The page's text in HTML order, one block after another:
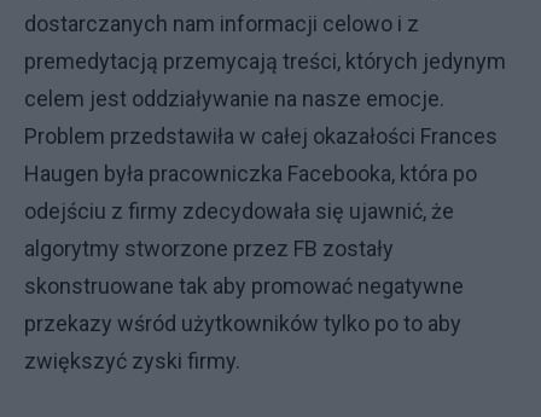
dostarczanych nam informacji celowo i z
premedytacją przemycają treści, których jedynym
celem jest oddziaływanie na nasze emocje.
Problem przedstawiła w całej okazałości Frances
Haugen była pracowniczka Facebooka, która po
odejściu z firmy zdecydowała się ujawnić, że
algorytmy stworzone przez FB zostały
skonstruowane tak aby promować negatywne
przekazy wśród użytkowników tylko po to aby
zwiększyć zyski firmy.